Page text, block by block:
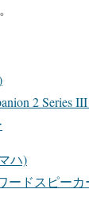
2 Series
ハ)
ードスピーカ